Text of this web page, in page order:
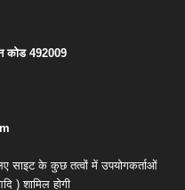
कोड492009
साइट के कुछ तत्वों में उपयोगकर्ताओं
) शामिल होगी